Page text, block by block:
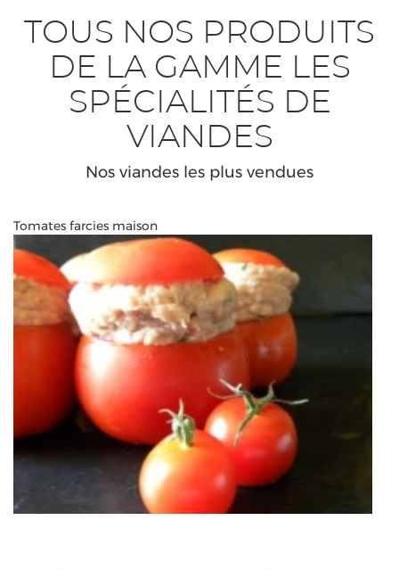
TOUS NOS PRODUITS
DE LA GAMME LES
SPÉCIALITÉS DE
VIANDES
Nos viandes les plus vendues
Tomates farcies maison